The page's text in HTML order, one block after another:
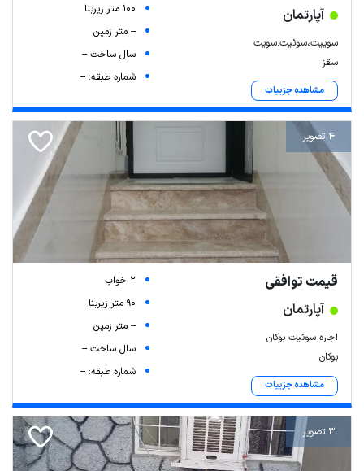
آپارتمان
سوییت،سوئیت.سویت
سقز
مشاهده جزییات
100 متر زیربنا
-- متر زمین
سال ساخت --
شماره طبقه: --
4 تصویر
قیمت توافقی
آپارتمان
اجاره سوئیت بوکان
بوکان
مشاهده جزییات
2 خواب
90 متر زیربنا
-- متر زمین
سال ساخت --
شماره طبقه: --
3 تصویر